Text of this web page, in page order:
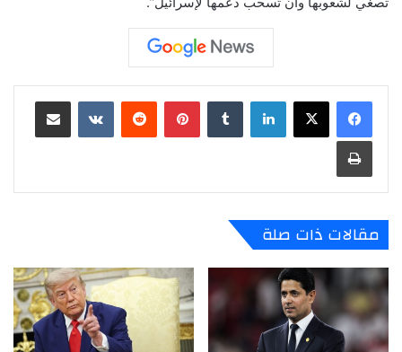
لينكدإن بينتيريست
مقالات ذات صلة